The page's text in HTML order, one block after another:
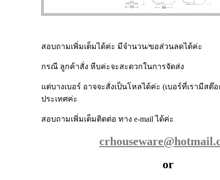
สอบถามเพิ่มเต็มได้ค่ะ มีจำนวน/ขอส่วนลดได้ค่ะ
กรณี ลูกค้าสั่ง หีบค่ะจะสะดวกในการจัดส่ง
แต่บางเบอร์ อาจจะสั่งเป็นโหลได้ค่ะ (เบอร์ที่เรามีสต๊
ประเทศค่ะ
สอบถามเพิ่มเต็มติดต่อ ทาง e-mail ได้ค่ะ
or